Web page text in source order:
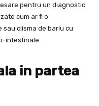
pentru un diagnostic
cum ar fi o
clisma de bariu cu
intestinale.
in partea